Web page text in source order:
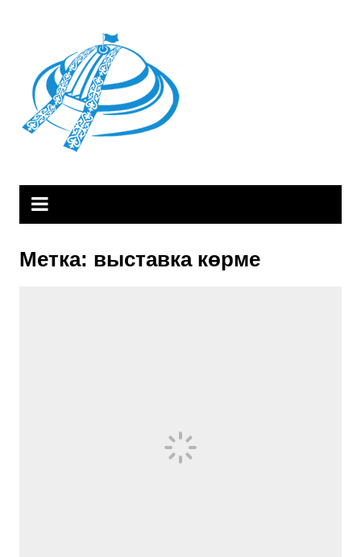
Метка: выставка көрме